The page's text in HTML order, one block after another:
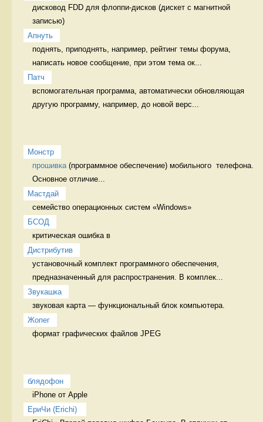
дисковод FDD для флоппи-дисков (дискет с магнитной
записью)
Апнуть
поднять, приподнять, например, рейтинг темы форума,
написать новое сообщение, при этом тема ок...
Патч
вспомогательная программа, автоматически обновляющая
другую программу, например, до новой верс...
Монстр
прошивка (программное обеспечение) мобильного  телефона.
Основное отличие...
Мастдай
семейство операционных систем «Windows»
БСОД
критическая ошибка в
Дистрибутив
установочный комплект программного обеспечения,
предназначенный для распространения. В комплек...
Звукашка
звуковая карта — функциональный блок компьютера.
Жопег
формат графических файлов JPEG
блядофон
iPhone от Apple
ЕриЧи (Erichi)